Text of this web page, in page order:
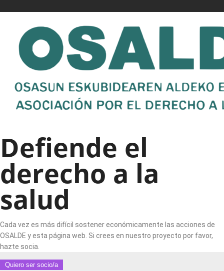
Defiende el
derecho a la
salud
Cada vez es más difícil sostener económicamente las acciones de
OSALDE y esta página web. Si crees en nuestro proyecto por favor,
hazte socia.
Quiero ser socio/a